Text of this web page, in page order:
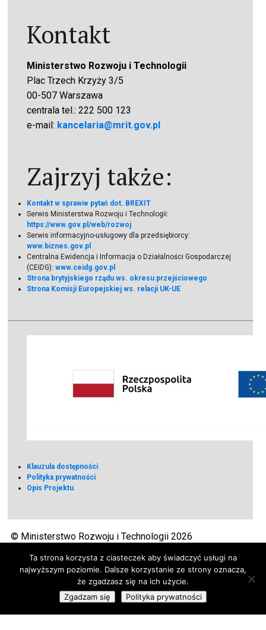
Kontakt
Ministerstwo Rozwoju i Technologii
Plac Trzech Krzyży 3/5
00-507 Warszawa
centrala tel.: 222 500 123
e-mail: kancelaria@mrit.gov.pl
Zajrzyj także:
Kontakt w sprawie pytań dot. BREXIT
Serwis Ministerstwa Rozwoju i Technologii:
https://www.gov.pl/web/rozwoj
Serwis informacyjno-usługowy dla przedsiębiorcy:
www.biznes.gov.pl
Centralna Ewidencja i Informacja o Działalności Gospodarczej
(CEIDG):www.ceidg.gov.pl
Strona brytyjskiego rządu ws. okresu przejściowego
Strona Komisji Europejskiej ws. relacji UK-UE
Klauzula dostępności
Polityka prywatności
Opis Projektu
© Ministerstwo Rozwoju i Technologii 2026
Ta strona korzysta z ciasteczek aby świadczyć usługi na
najwyższym poziomie. Dalsze korzystanie ze strony oznacza,
że zgadzasz się na ich użycie.
Zgadzam się
Polityka prywatności